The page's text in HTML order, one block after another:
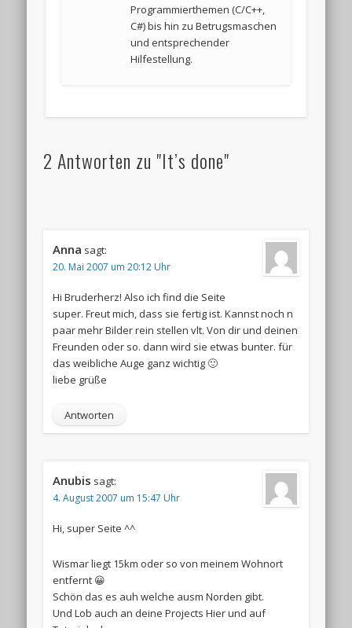
Programmierthemen (C/C++,
C#) bis hin zu Betrugsmaschen
und entsprechender
Hilfestellung.
2 Antworten zu "It’s done"
Anna sagt:
20. Mai 2007 um 20:12 Uhr
Hi Bruderherz! Also ich find die Seite
super. Freut mich, dass sie fertig ist. Kannst noch n
paar mehr Bilder rein stellen vlt. Von dir und deinen
Freunden oder so. dann wird sie etwas bunter. für
das weibliche Auge ganz wichtig 🙂
liebe grüße
Antworten
Anubis sagt:
4. August 2007 um 15:47 Uhr
Hi, super Seite ^^
Wismar liegt 15km oder so von meinem Wohnort
entfernt 😀
Schön das es auh welche ausm Norden gibt.
Und Lob auch an deine Projects Hier und auf